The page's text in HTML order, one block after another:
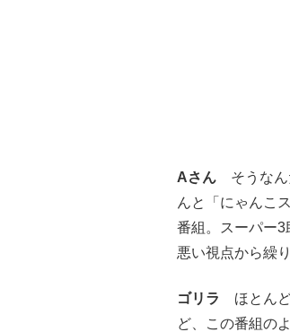
Aさん そうなん
んと「にゃんこ
番組。スーパー
悪い視点から繰
ゴリラ
ほとんど
ど、この番組の